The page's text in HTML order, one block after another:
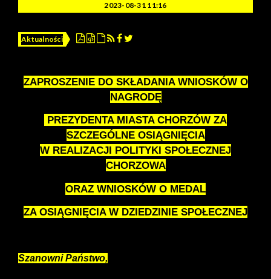
2023-08-31 11:16
Aktualności
ZAPROSZENIE DO SKŁADANIA WNIOSKÓW O
NAGRODĘ
PREZYDENTA MIASTA CHORZÓW ZA
SZCZEGÓLNE OSIĄGNIĘCIA
W REALIZACJI POLITYKI SPOŁECZNEJ
CHORZOWA
ORAZ WNIOSKÓW O MEDAL
ZA OSIĄGNIĘCIA W DZIEDZINIE SPOŁECZNEJ
Szanowni Państwo,